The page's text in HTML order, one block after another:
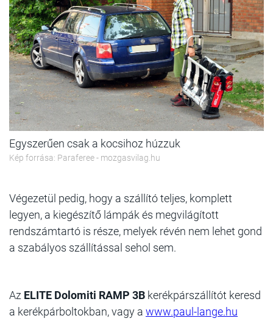
Egyszerűen csak a kocsihoz húzzuk
Kép forrása: Paraferee - mozgasvilag.hu
Végezetül pedig, hogy a szállító teljes, komplett
legyen, a kiegészítő lámpák és megvilágított
rendszámtartó is része, melyek révén nem lehet gond
a szabályos szállítással sehol sem.
Az ELITE Dolomiti RAMP 3B kerékpárszállítót keresd
a kerékpárboltokban, vagy a www.paul-lange.hu